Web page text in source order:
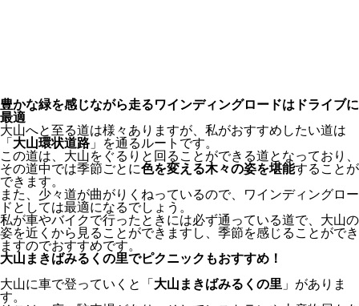
豊かな緑を感じながら走るワインディングロードはドライブに
最適
大山へと至る道は様々ありますが、私がおすすめしたい道は
「 大山環状道路 」を通るルートです。
この道は、大山をぐるりと回ることができる道となっており、
その道中では季節ごとに色を変える木々の姿を堪能することが
できます。
また、少々道が曲がりくねっているので、ワインディングロー
ドとしては最適になるでしょう。
私が車やバイクで行ったときには必ず通っている道で、大山の
姿を近くから見ることができますし、季節を感じることができ
ますのでおすすめです。
大山まきばみるくの里でピクニックもおすすめ！
大山に車で登っていくと「 大山まきばみるくの里 」がありま
す。